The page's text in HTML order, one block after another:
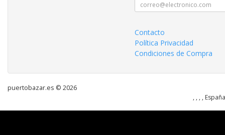
Contacto
Política Privacidad
Condiciones de Compra
puertobazar.es © 2026
, , , ,